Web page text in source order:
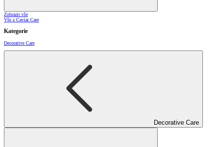
Zobrazit vše
Vše z Caviar Care
Kategorie
Decorative Care
Decorative Care